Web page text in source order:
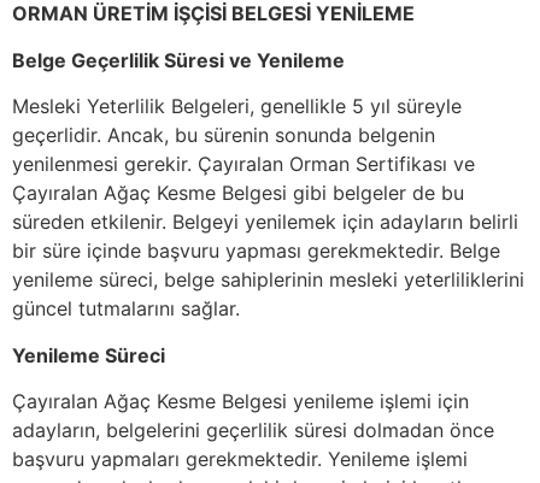
ORMAN ÜRETİM İŞÇİSİ BELGESİ YENİLEME
Belge Geçerlilik Süresi ve Yenileme
Mesleki Yeterlilik Belgeleri, genellikle 5 yıl süreyle
geçerlidir. Ancak, bu sürenin sonunda belgenin
yenilenmesi gerekir. Çayıralan Orman Sertifikası ve
Çayıralan Ağaç Kesme Belgesi gibi belgeler de bu
süreden etkilenir. Belgeyi yenilemek için adayların belirli
bir süre içinde başvuru yapması gerekmektedir. Belge
yenileme süreci, belge sahiplerinin mesleki yeterliliklerini
güncel tutmalarını sağlar.
Yenileme Süreci
Çayıralan Ağaç Kesme Belgesi yenileme işlemi için
adayların, belgelerini geçerlilik süresi dolmadan önce
başvuru yapmaları gerekmektedir. Yenileme işlemi